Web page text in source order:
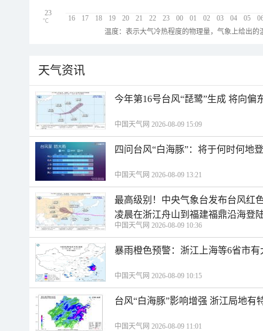
16 17 18 19 20 21 22 23 00 01 02 03 04 05
23
℃
温度：表示大气冷热程度的物理量，气象上给出
天气资讯
今年第16号台风“琵鹭”生成 将向偏
中国天气网 2026-08-09 15:09
四问台风“白海豚”：将于何时何地
中国天气网 2026-08-09 13:21
最高级别！中央气象台发布台风红
凌晨在浙江舟山到福建福鼎沿海登
中国天气网 2026-08-09 10:36
暴雨橙色预警：浙江上海等6省市
中国天气网 2026-08-09 10:15
台风“白海豚”影响增强 浙江局地有
中国天气网 2026-08-09 11:01